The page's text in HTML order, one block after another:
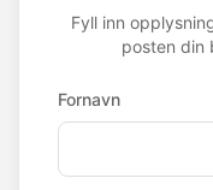
Fyll inn
posten din
Fornavn